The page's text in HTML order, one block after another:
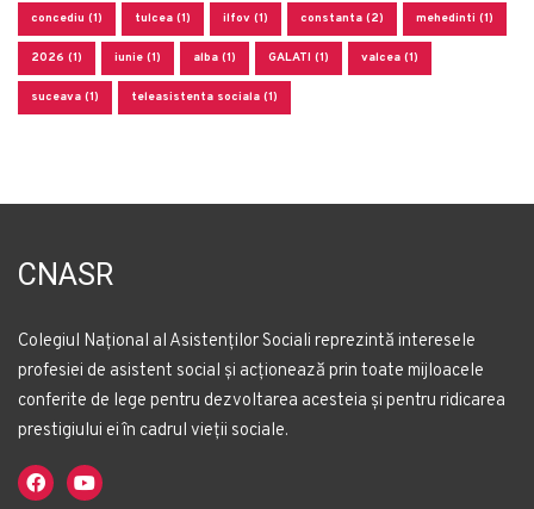
concediu (1) tulcea (1) ilfov (1) constanta (2) mehedinti (1)
2026 (1) iunie (1) alba (1) GALATI (1) valcea (1)
suceava (1) teleasistenta sociala (1)
CNASR
Colegiul Național al Asistenților Sociali reprezintă interesele
profesiei de asistent social și acționează prin toate mijloacele
conferite de lege pentru dezvoltarea acesteia și pentru ridicarea
prestigiului ei în cadrul vieții sociale.